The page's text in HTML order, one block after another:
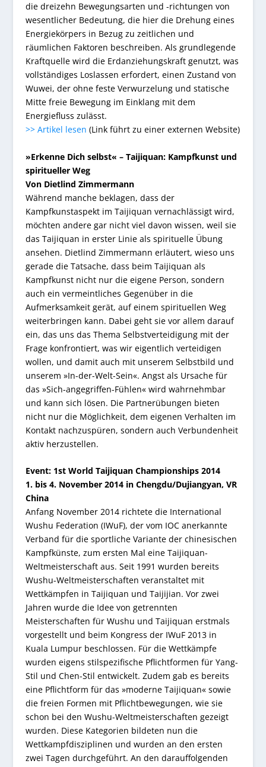
die dreizehn Bewegungsarten und -richtungen von
wesentlicher Bedeutung, die hier die Drehung eines
Energiekörpers in Bezug zu zeitlichen und
räumlichen Faktoren beschreiben. Als grundlegende
Kraftquelle wird die Erdanziehungskraft genutzt, was
vollständiges Loslassen erfordert, einen Zustand von
Wuwei, der ohne feste Verwurzelung und statische
Mitte freie Bewegung im Einklang mit dem
Energiefluss zulässt.
>> Artikel lesen (Link führt zu einer externen Website)
»Erkenne Dich selbst« – Taijiquan: Kampfkunst und
spiritueller Weg
Von Dietlind Zimmermann
Während manche beklagen, dass der
Kampfkunstaspekt im Taijiquan vernachlässigt wird,
möchten andere gar nicht viel davon wissen, weil sie
das Taijiquan in erster Linie als spirituelle Übung
ansehen. Dietlind Zimmermann erläutert, wieso uns
gerade die Tatsache, dass beim Taijiquan als
Kampfkunst nicht nur die eigene Person, sondern
auch ein vermeintliches Gegenüber in die
Aufmerksamkeit gerät, auf einem spirituellen Weg
weiterbringen kann. Dabei geht sie vor allem darauf
ein, das uns das Thema Selbstverteidigung mit der
Frage konfrontiert, was wir eigentlich verteidigen
wollen, und damit auch mit unserem Selbstbild und
unserem »In-der-Welt-Sein«. Angst als Ursache für
das »Sich-angegriffen-Fühlen« wird wahrnehmbar
und kann sich lösen. Die Partnerübungen bieten
nicht nur die Möglichkeit, dem eigenen Verhalten im
Kontakt nachzuspüren, sondern auch Verbundenheit
aktiv herzustellen.
Event: 1st World Taijiquan Championships 2014
1. bis 4. November 2014 in Chengdu/Dujiangyan, VR
China
Anfang November 2014 richtete die International
Wushu Federation (IWuF), der vom IOC anerkannte
Verband für die sportliche Variante der chinesischen
Kampfkünste, zum ersten Mal eine Taijiquan-
Weltmeisterschaft aus. Seit 1991 wurden bereits
Wushu-Weltmeisterschaften veranstaltet mit
Wettkämpfen in Taijiquan und Taijijian. Vor zwei
Jahren wurde die Idee von getrennten
Meisterschaften für Wushu und Taijiquan erstmals
vorgestellt und beim Kongress der IWuF 2013 in
Kuala Lumpur beschlossen. Für die Wettkämpfe
wurden eigens stilspezifische Pflichtformen für Yang-
Stil und Chen-Stil entwickelt. Zudem gab es bereits
eine Pflichtform für das »moderne Taijiquan« sowie
die freien Formen mit Pflichtbewegungen, wie sie
schon bei den Wushu-Weltmeisterschaften gezeigt
wurden. Diese Kategorien bildeten nun die
Wettkampfdisziplinen und wurden an den ersten
zwei Tagen durchgeführt. An den darauffolgenden